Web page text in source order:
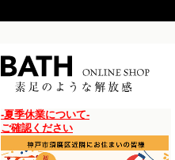
-夏季休業について-
ご確認ください